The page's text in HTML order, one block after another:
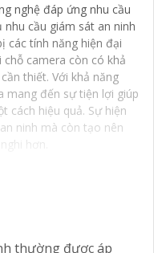
nghệ đáp ứng nhu cầu
cầu giám sát an ninh
các tính năng hiện đại
camera còn có khả
thiết. Với khả năng
mang đến sự tiện lợi giúp
cách hiệu quả. Sự hiện
ninh mà còn tạo nên
hơn.
Hãng mà bạn có
thường được áp